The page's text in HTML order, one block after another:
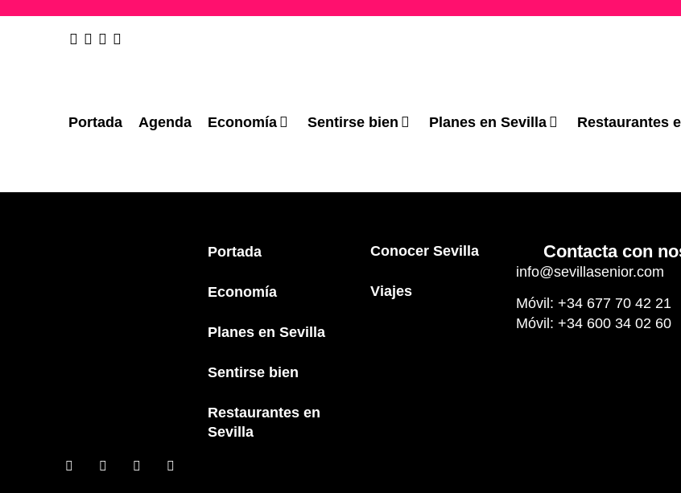
Portada Agenda Economía Sentirse bien Planes en Sevilla Restaurantes
Portada
Economía
Planes en Sevilla
Sentirse bien
Restaurantes en
Sevilla
Conocer Sevilla
Viajes
Contacta con
info@sevillasenior.com
Móvil: +34 677 70 42 21
Móvil: +34 600 34 02 60